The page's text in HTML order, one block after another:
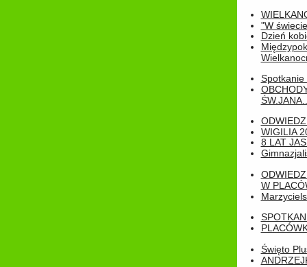
"W
Dzień
Spotkanie
WIGILIA
8 LAT
W
Święto